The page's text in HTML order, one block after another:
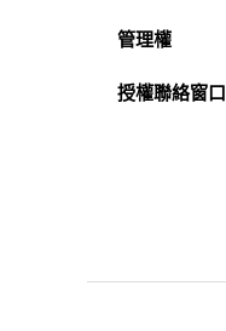
管理權
授權聯絡窗口